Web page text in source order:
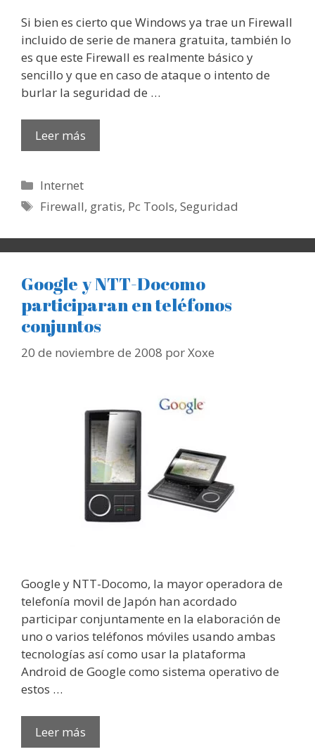
Si bien es cierto que Windows ya trae un Firewall
incluido de serie de manera gratuita, también lo
es que este Firewall es realmente básico y
sencillo y que en caso de ataque o intento de
burlar la seguridad de …
Leer más
Categorías
Internet
Etiquetas
Firewall, gratis, Pc Tools,Seguridad
Google y NTT-Docomo
participaran en teléfonos
conjuntos
20 de noviembre de 2008 porXoxe
Google y NTT-Docomo, la mayor operadora de
telefonía movil de Japón han acordado
participar conjuntamente en la elaboración de
uno o varios teléfonos móviles usando ambas
tecnologías así como usar la plataforma
Android de Google como sistema operativo de
estos …
Leer más